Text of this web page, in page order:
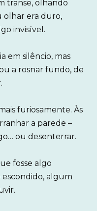
transe, olhando
olhar era duro,
invisível.
em silêncio, mas
a rosnar fundo, de
furiosamente. Às
a parede –
ou desenterrar.
fosse algo
algum